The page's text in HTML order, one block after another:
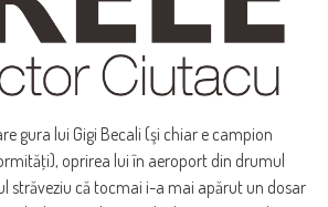
gura lui Gigi Becali (şi chiar e campion
oprirea lui în aeroport din drumul
străveziu că tocmai i-a mai apărut un dosar